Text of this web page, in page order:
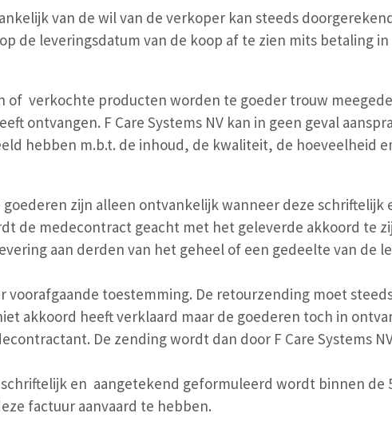
van de wil van de verkoper kan steeds
de leveringsdatum van de koop af te zien mits betaling
of verkochte producten worden te goeder trouw
ontvangen. F Care Systems NV kan in geen geval
hebben m.b.t. de inhoud, de kwaliteit, de hoeveelheid
zijn alleen ontvankelijk wanneer deze schriftelijk
de medecontract geacht met het geleverde akkoord te
aan derden van het geheel of een gedeelte van de
toestemming. De retourzending moet
akkoord heeft verklaard maar de goederen toch in
De zending wordt dan door F Care Systems
en aangetekend geformuleerd wordt binnen de
factuur aanvaard te hebben.